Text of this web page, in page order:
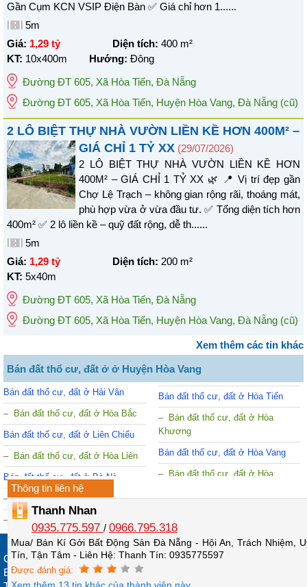
Thông tin liên hệ
Thanh Nhan
0935.775.597 / 0966.795.318
Mua/ Bán Kí Gởi Bất Động Sản Đà Nẵng - Hội An, Trách Nhiệm,
Tín, Tận Tâm - Liên Hệ: Thanh Tín: 0935775597
Được đánh giá:
Gần Cụm KCN VSIP Điện Bàn ✅ Giá chỉ hơn 1......
5m
Giá: 1,29 tỷ Diện tích: 400 m²
KT: 10x400m Hướng: Đông
Đường ĐT 605, Xã Hòa Tiến, Đà Nẵng
Đường ĐT 605, Xã Hòa Tiến, Huyện Hòa Vang, Đà Nẵng (cũ)
2 LÔ BIỆT THỰ NHÀ VƯỜN LIỀN KỀ HƠN 400M² –
GIÁ CHỈ 1 TỶ XX (29/07/2026)
2 LÔ BIỆT THỰ NHÀ VƯỜN LIỀN KỀ HƠN
400M² – GIÁ CHỈ 1 TỶ XX 🌿 📍 Vị trí đẹp gần
Chợ Lệ Trạch – không gian rộng rãi, thoáng mát,
phù hợp vừa ở vừa đầu tư. ✅ Tổng diện tích hơn
400m² ✅ 2 lô liền kề – quỹ đất rộng, dễ th......
5m
Giá: 1,29 tỷ Diện tích: 200 m²
KT: 5x40m
Đường ĐT 605, Xã Hòa Tiến, Đà Nẵng
Đường ĐT 605, Xã Hòa Tiến, Huyện Hòa Vang, Đà Nẵng (cũ)
Xem thêm các tin khác
Bán đất thổ cư, đất ở ở Huyện Hòa Vang
Bán đất thổ cư, đất ở Hải Vân
Bán đất thổ cư, đất ở Hòa Bắc
Bán đất thổ cư, đất ở Liên Chiểu
Bán đất thổ cư, đất ở Hòa Liên
Bán đất thổ cư, đất ở Bà Nà
Bán đất thổ cư, đất ở Hòa Nhơn
Bán đất thổ cư, đất ở Hòa Ninh
Bán đất thổ cư, đất ở Hòa Tiến
Bán đất thổ cư, đất ở Hòa
Khương
Bán đất thổ cư, đất ở Hòa Vang
Bán đất thổ cư, đất ở Hòa
Copyright © 2013 - 2026 Alonhadat.com.vn. All rights reserved.
Email: contact@alonhadat.com.vn